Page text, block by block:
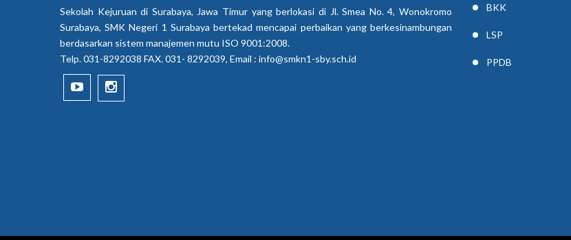
Sekolah Kejuruan di Surabaya, Jawa Timur yang berlokasi di Jl. Smea No. 4, Wonokromo
Surabaya, SMK Negeri 1 Surabaya bertekad mencapai perbaikan yang berkesinambungan
berdasarkan sistem manajemen mutu ISO 9001:2008.
Telp. 031-8292038 FAX. 031- 8292039, Email : info@smkn1-sby.sch.id
BKK
LSP
PPDB